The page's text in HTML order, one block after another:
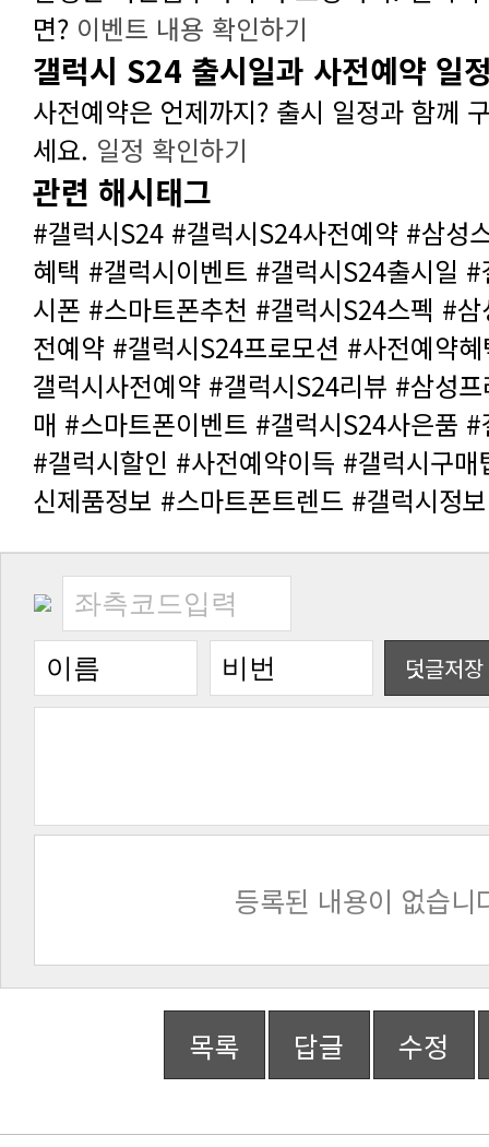
면? 이벤트 내용 확인하기
갤럭시 S24 출시일과 사전예약 일
세요. 일정 확인하기
관련 해시태그
신제품정보 #스마트폰트렌드 #갤럭시정
덧글저장
등록된 내용이 없습니
목록 답글 수정